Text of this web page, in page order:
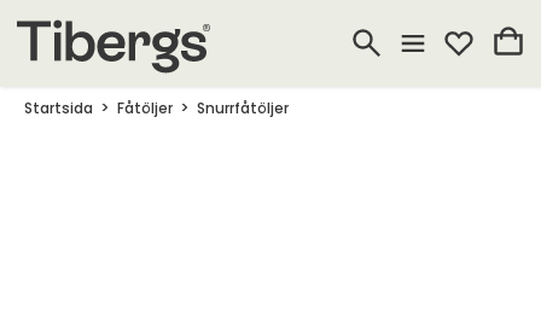
Startsida Fåtöljer Snurrfåtöljer